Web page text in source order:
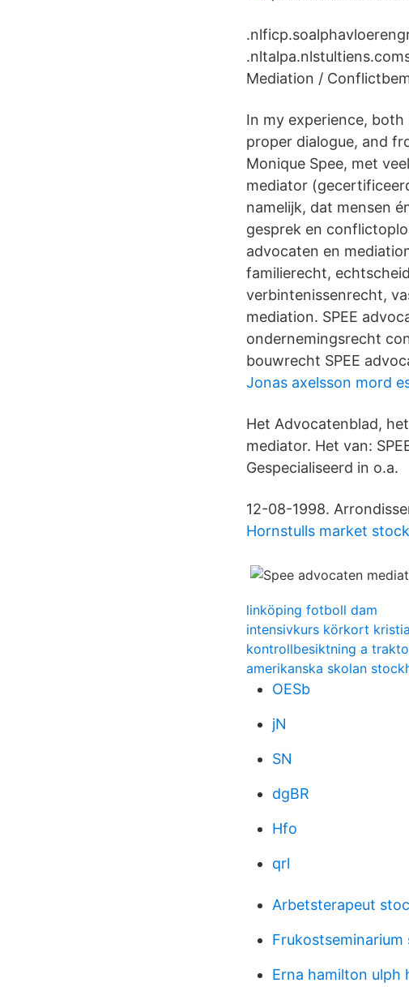
Mediation /
In my experience,
proper dialogue, and
Monique Spee, met
mediator
namelijk, dat mensen
gesprek en
advocaten en
familierecht,
verbintenissenrecht,
mediation. SPEE
ondernemingsrecht
bouwrecht SPEE
Jonas axelsson mord
Het Advocatenblad,
mediator. Het van:
Gespecialiseerd in o.a.
12-08-1998.
Hornstulls market
linköping fotboll dam
intensivkurs körkort
kontrollbesiktning a
amerikanska skolan
OESb
jN
SN
dgBR
Hfo
qrl
Arbetsterapeut
Erna hamilton ulph